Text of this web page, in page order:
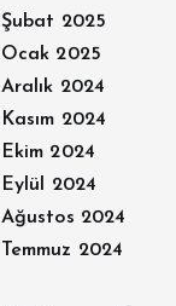
Şubat 2025
Ocak 2025
Aralık 2024
Kasım 2024
Ekim 2024
Eylül 2024
Ağustos 2024
Temmuz 2024